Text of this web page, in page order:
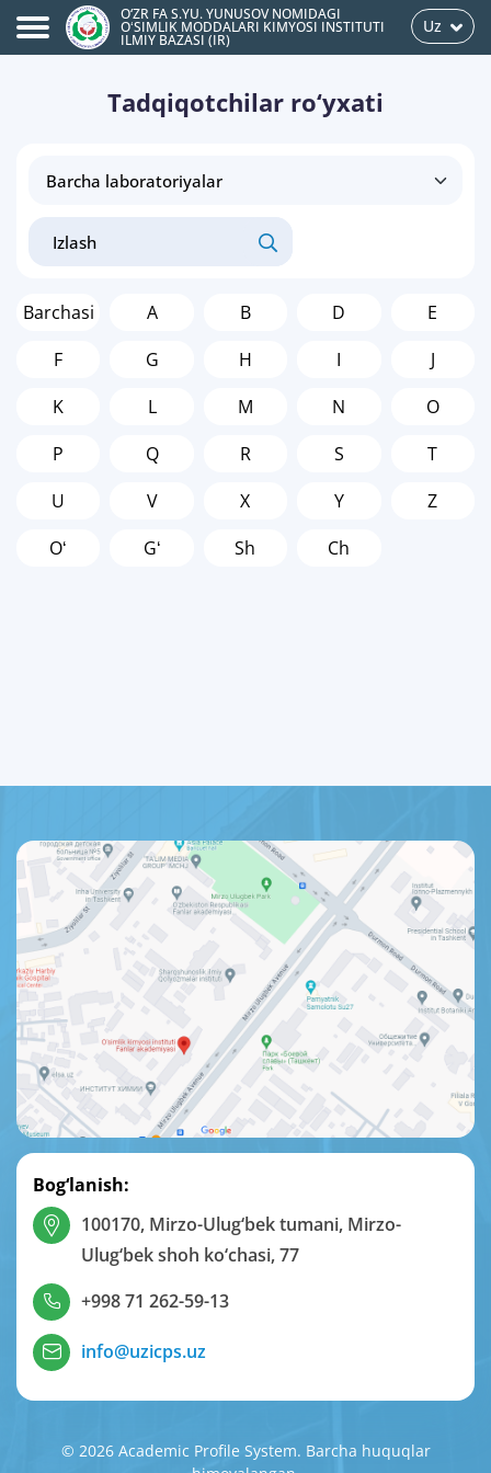
O‘ZR FA S.YU. YUNUSOV NOMIDAGI
OʻSIMLIK MODDALARI KIMYOSI INSTITUTI
ILMIY BAZASI (IR)
Uz
Tadqiqotchilar ro‘yxati
Barchasi A B D
E
F
G H I
J
K
L M N
O
P
Q R S
T
U
V X Y
Z
Oʻ
Gʻ Sh Ch
Bog‘lanish:
100170, Mirzo-Ulug‘bek tumani, Mirzo-
Ulug‘bek shoh ko‘chasi, 77
+998 71 262-59-13
info@uzicps.uz
© 2026 Academic Profile System. Barcha huquqlar